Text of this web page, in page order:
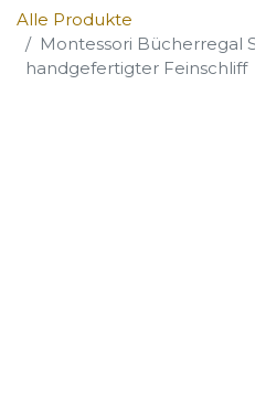
Alle Produkte
Montessori Bücherregal
handgefertigter Feinschliff